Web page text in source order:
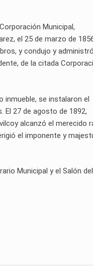
Municipal,
el 25 de marzo de
y condujo y
de la citada
inmueble, se instalaron el
El 27 de agosto de 1892,
alcanzó el merecido
el imponente y
Municipal y el Salón del